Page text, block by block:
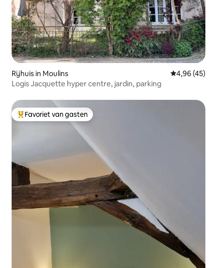
Rijhuis in Moulins Gemiddelde
4,96 (45)
Logis Jacquette hyper centre, jardin, parking
Topfavoriet van gasten
Favoriet van gasten